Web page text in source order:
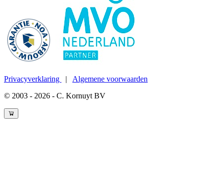
Privacyverklaring | Algemene voorwaarden
© 2003 - 2026 - C. Kornuyt BV